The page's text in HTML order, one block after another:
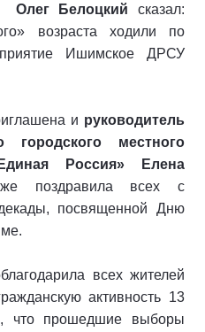
Олег Белоцкий сказал:
возраста ходили по
Ишимское ДРСУ
и руководитель
городского местного
Россия» Елена
поздравила всех с
посвященной Дню
всех жителей
активность 13
что прошедшие выборы